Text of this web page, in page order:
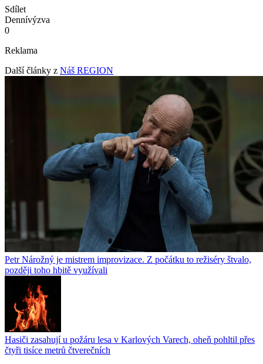
Sdílet
Dennívýzva
0
Reklama
Další články z Náš REGION
Petr Nárožný je mistrem improvizace. Z počátku to režiséry štvalo,
později toho hbitě využívali
Hasiči zasahují u požáru lesa v Karlových Varech, oheň pohltil přes
čtyři tisíce metrů čtverečních